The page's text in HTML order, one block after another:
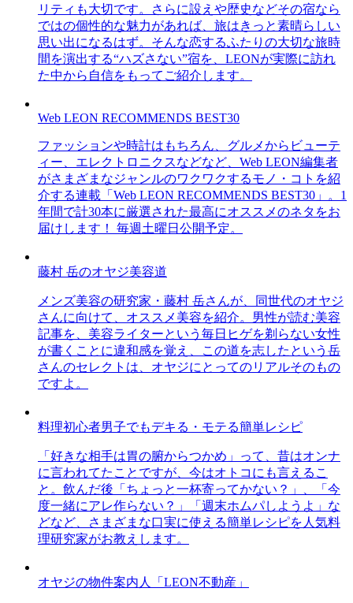
リティも大切です。さらに設えや歴史などその宿なら
ではの個性的な魅力があれば、旅はきっと素晴らしい
思い出になるはず。そんな恋するふたりの大切な旅時
間を演出する“ハズさない”宿を、LEONが実際に訪れ
た中から自信をもってご紹介します。
Web LEON RECOMMENDS BEST30
ファッションや時計はもちろん、グルメからビューテ
ィー、エレクトロニクスなどなど、Web LEON編集者
がさまざまなジャンルのワクワクするモノ・コトを紹
介する連載「Web LEON RECOMMENDS BEST30」。1
年間で計30本に厳選された最高にオススメのネタをお
届けします！ 毎週土曜日公開予定。
藤村 岳のオヤジ美容道
メンズ美容の研究家・藤村 岳さんが、同世代のオヤジ
さんに向けて、オススメ美容を紹介。男性が読む美容
記事を、美容ライターという毎日ヒゲを剃らない女性
が書くことに違和感を覚え、この道を志したという岳
さんのセレクトは、オヤジにとってのリアルそのもの
ですよ。
料理初心者男子でもデキる・モテる簡単レシピ
「好きな相手は胃の腑からつかめ」って、昔はオンナ
に言われてたことですが、今はオトコにも言えるこ
と。飲んだ後「ちょっと一杯寄ってかない？」、「今
度一緒にアレ作らない？」「週末ホムパしようよ」な
どなど、さまざまな口実に使える簡単レシピを人気料
理研究家がお教えします。
オヤジの物件案内人「LEON不動産」